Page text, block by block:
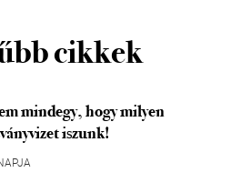
cikkek
mindegy, hogy milyen
iszunk!